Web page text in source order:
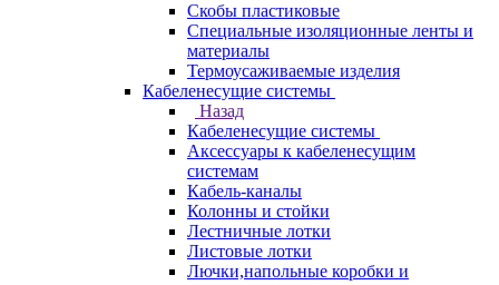
Скобы пластиковые
Специальные изоляционные ленты и
материалы
Термоусаживаемые изделия
Кабеленесущие системы
Назад
Кабеленесущие системы
Аксессуары к кабеленесущим
системам
Кабель-каналы
Колонны и стойки
Лестничные лотки
Листовые лотки
Лючки,напольные коробки и